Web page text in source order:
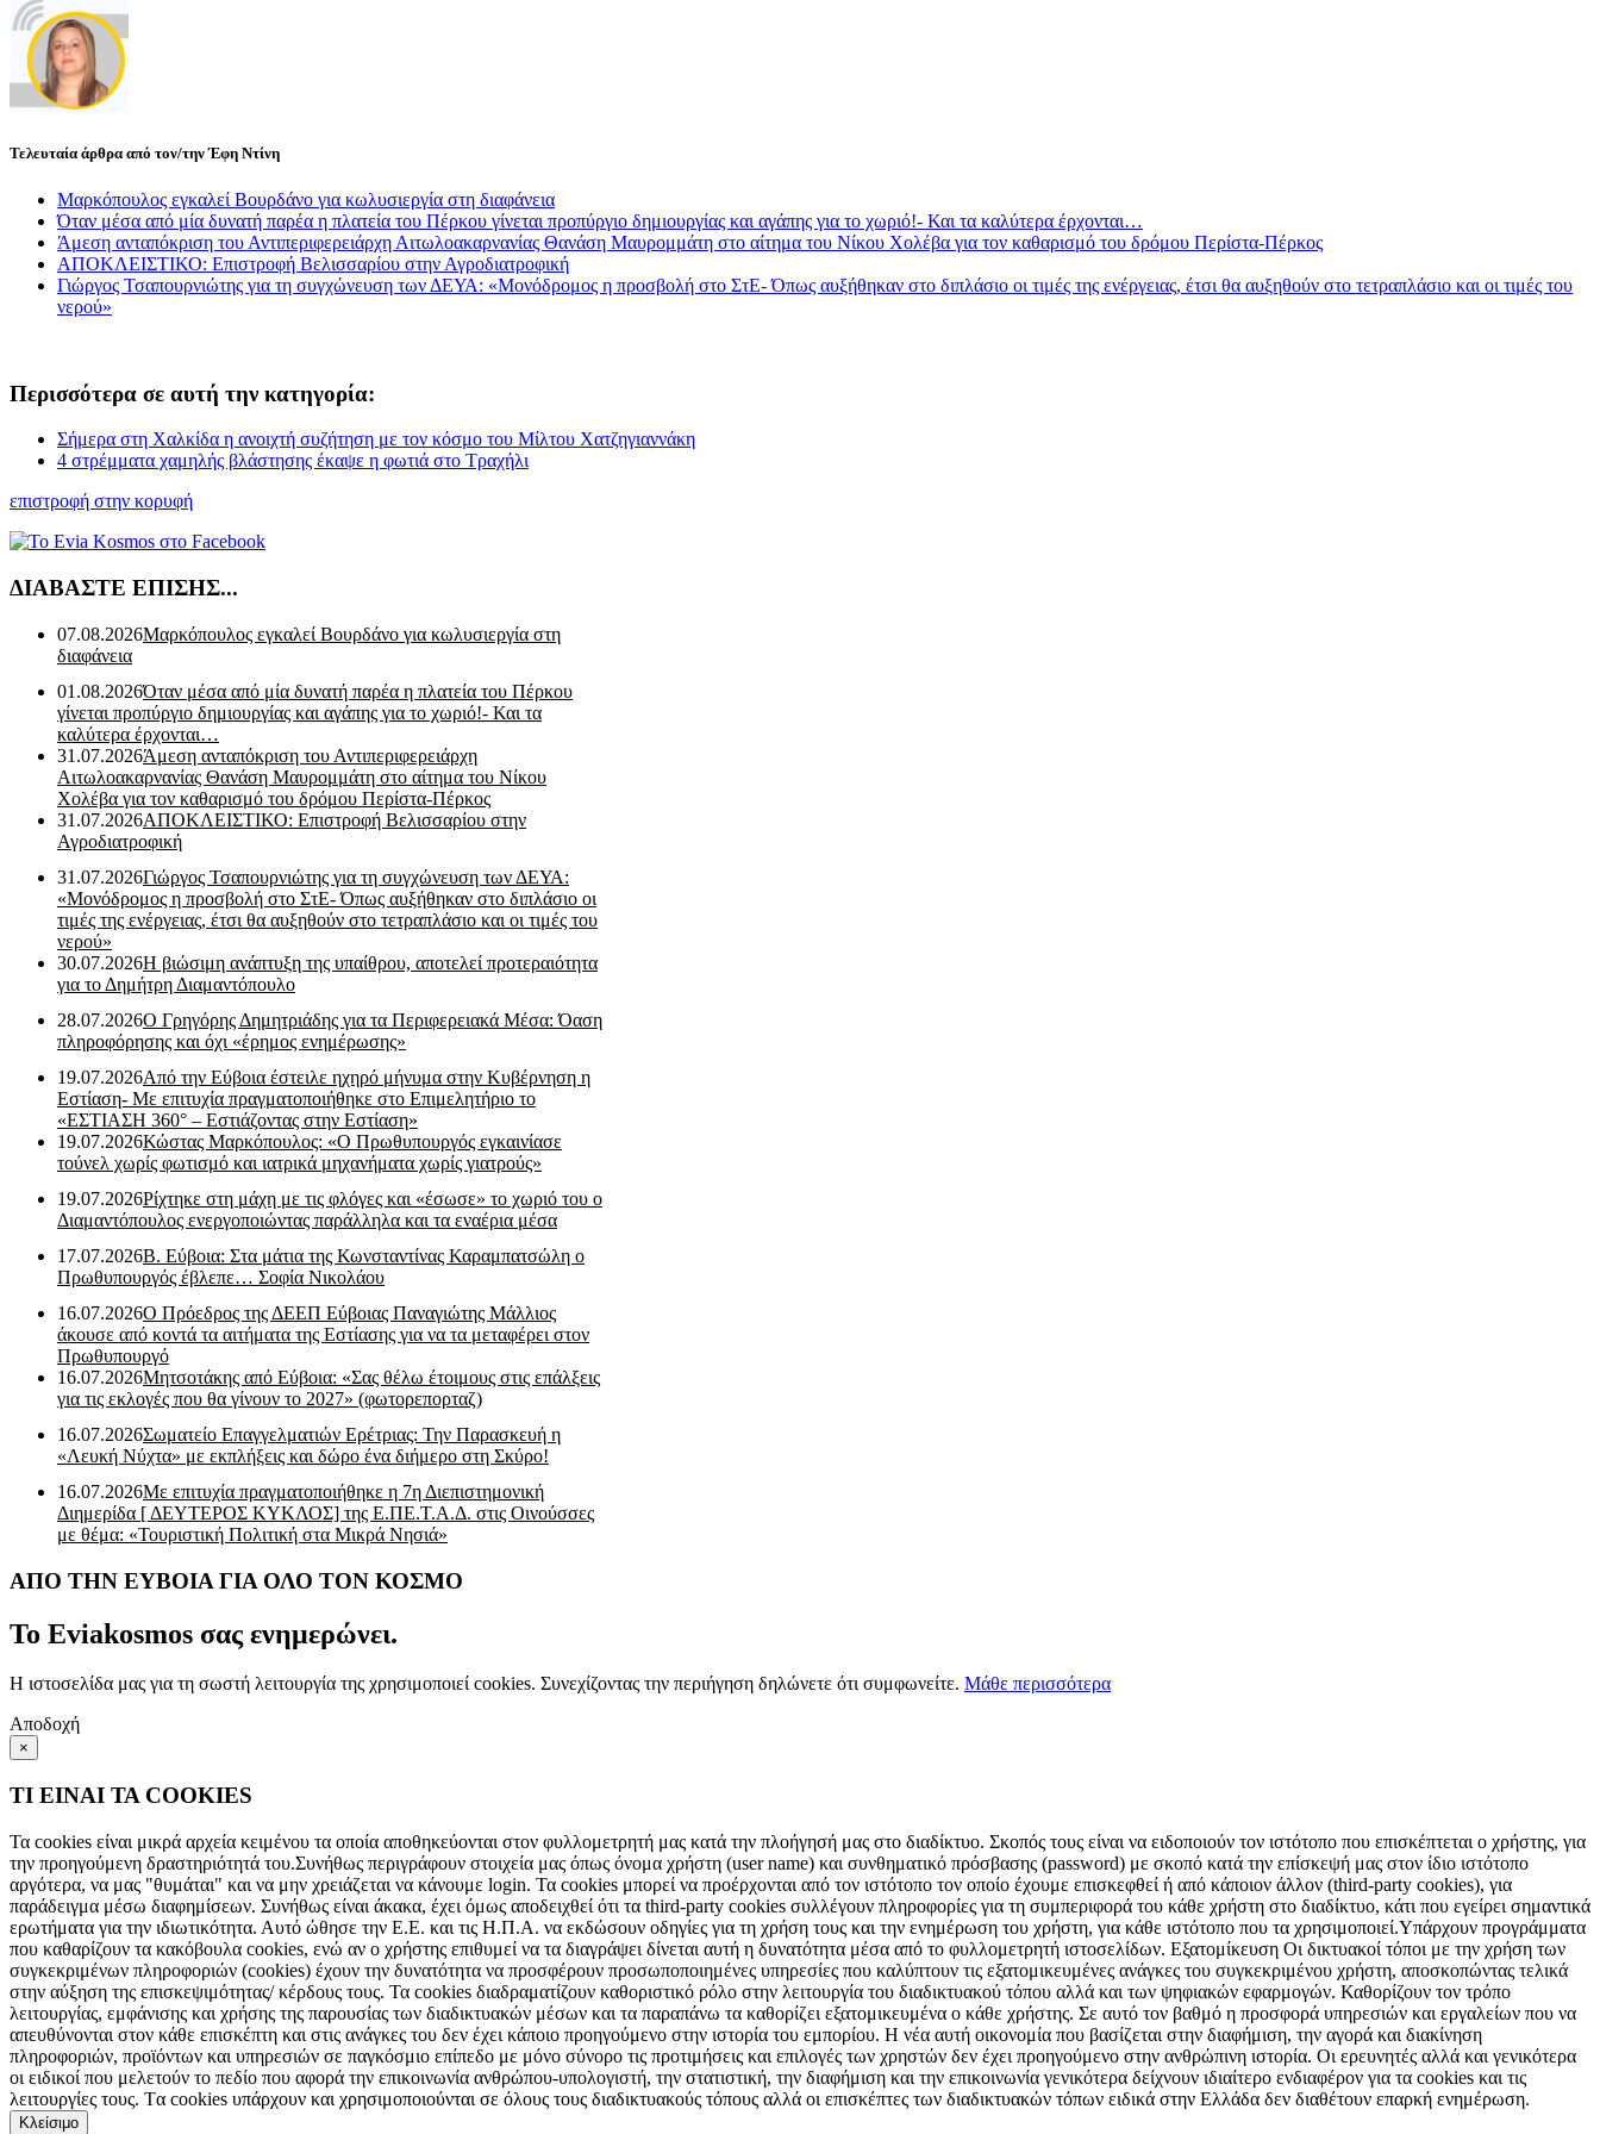
Τελευταία άρθρα από τον/την Έφη Ντίνη
Μαρκόπουλος εγκαλεί Βουρδάνο για κωλυσιεργία στη διαφάνεια
Όταν μέσα από μία δυνατή παρέα η πλατεία του Πέρκου γίνεται προπύργιο δημιουργίας και αγάπης για το χωριό!- Και τα καλύτερα έρχονται…
Άμεση ανταπόκριση του Αντιπεριφερειάρχη Αιτωλοακαρνανίας Θανάση Μαυρομμάτη στο αίτημα του Νίκου Χολέβα για τον καθαρισμό του δρόμου Περίστα-Πέρκος
ΑΠΟΚΛΕΙΣΤΙΚΟ: Επιστροφή Βελισσαρίου στην Αγροδιατροφική
Γιώργος Τσαπουρνιώτης για τη συγχώνευση των ΔΕΥΑ: «Μονόδρομος η προσβολή στο ΣτΕ- Όπως αυξήθηκαν στο διπλάσιο οι τιμές της ενέργειας, έτσι θα αυξηθούν στο τετραπλάσιο και οι τιμές του
νερού»
Περισσότερα σε αυτή την κατηγορία:
Σήμερα στη Χαλκίδα η ανοιχτή συζήτηση με τον κόσμο του Μίλτου Χατζηγιαννάκη
4 στρέμματα χαμηλής βλάστησης έκαψε η φωτιά στο Τραχήλι
επιστροφή στην κορυφή
ΔΙΑΒΑΣΤΕ ΕΠΙΣΗΣ...
07.08.2026Μαρκόπουλος εγκαλεί Βουρδάνο για κωλυσιεργία στη
διαφάνεια
01.08.2026Όταν μέσα από μία δυνατή παρέα η πλατεία του Πέρκου
γίνεται προπύργιο δημιουργίας και αγάπης για το χωριό!- Και τα
καλύτερα έρχονται…
31.07.2026Άμεση ανταπόκριση του Αντιπεριφερειάρχη
Αιτωλοακαρνανίας Θανάση Μαυρομμάτη στο αίτημα του Νίκου
Χολέβα για τον καθαρισμό του δρόμου Περίστα-Πέρκος
31.07.2026ΑΠΟΚΛΕΙΣΤΙΚΟ: Επιστροφή Βελισσαρίου στην
Αγροδιατροφική
31.07.2026Γιώργος Τσαπουρνιώτης για τη συγχώνευση των ΔΕΥΑ:
«Μονόδρομος η προσβολή στο ΣτΕ- Όπως αυξήθηκαν στο διπλάσιο οι
τιμές της ενέργειας, έτσι θα αυξηθούν στο τετραπλάσιο και οι τιμές του
νερού»
30.07.2026Η βιώσιμη ανάπτυξη της υπαίθρου, αποτελεί προτεραιότητα
για το Δημήτρη Διαμαντόπουλο
28.07.2026Ο Γρηγόρης Δημητριάδης για τα Περιφερειακά Μέσα: Όαση
πληροφόρησης και όχι «έρημος ενημέρωσης»
19.07.2026Από την Εύβοια έστειλε ηχηρό μήνυμα στην Κυβέρνηση η
Εστίαση- Με επιτυχία πραγματοποιήθηκε στο Επιμελητήριο το
«ΕΣΤΙΑΣΗ 360° – Εστιάζοντας στην Εστίαση»
19.07.2026Κώστας Μαρκόπουλος: «Ο Πρωθυπουργός εγκαινίασε
τούνελ χωρίς φωτισμό και ιατρικά μηχανήματα χωρίς γιατρούς»
19.07.2026Ρίχτηκε στη μάχη με τις φλόγες και «έσωσε» το χωριό του ο
Διαμαντόπουλος ενεργοποιώντας παράλληλα και τα εναέρια μέσα
17.07.2026Β. Εύβοια: Στα μάτια της Κωνσταντίνας Καραμπατσώλη ο
Πρωθυπουργός έβλεπε… Σοφία Νικολάου
16.07.2026Ο Πρόεδρος της ΔΕΕΠ Εύβοιας Παναγιώτης Μάλλιος
άκουσε από κοντά τα αιτήματα της Εστίασης για να τα μεταφέρει στον
Πρωθυπουργό
16.07.2026Μητσοτάκης από Εύβοια: «Σας θέλω έτοιμους στις επάλξεις
για τις εκλογές που θα γίνουν το 2027» (φωτορεπορταζ)
16.07.2026Σωματείο Επαγγελματιών Ερέτριας: Την Παρασκευή η
«Λευκή Νύχτα» με εκπλήξεις και δώρο ένα διήμερο στη Σκύρο!
16.07.2026Με επιτυχία πραγματοποιήθηκε η 7η Διεπιστημονική
Διημερίδα [ ΔEYΤΕΡΟΣ ΚΥΚΛΟΣ] της Ε.ΠΕ.Τ.Α.Δ. στις Οινούσσες
με θέμα: «Τουριστική Πολιτική στα Μικρά Νησιά»
ΑΠΟ ΤΗΝ ΕΥΒΟΙΑ ΓΙΑ ΟΛΟ ΤΟΝ ΚΟΣΜΟ
Το Eviakosmos σας ενημερώνει.
Η ιστοσελίδα μας για τη σωστή λειτουργία της χρησιμοποιεί cookies. Συνεχίζοντας την περιήγηση δηλώνετε ότι συμφωνείτε. Μάθε περισσότερα
Αποδοχή
×
ΤΙ ΕΙΝΑΙ ΤΑ COOKIES
Τα cookies είναι μικρά αρχεία κειμένου τα οποία αποθηκεύονται στον φυλλομετρητή μας κατά την πλοήγησή μας στο διαδίκτυο. Σκοπός τους είναι να ειδοποιούν τον ιστότοπο που επισκέπτεται ο χρήστης, για
την προηγούμενη δραστηριότητά του.Συνήθως περιγράφουν στοιχεία μας όπως όνομα χρήστη (user name) και συνθηματικό πρόσβασης (password) με σκοπό κατά την επίσκεψή μας στον ίδιο ιστότοπο
αργότερα, να μας "θυμάται" και να μην χρειάζεται να κάνουμε login. Τα cookies μπορεί να προέρχονται από τον ιστότοπο τον οποίο έχουμε επισκεφθεί ή από κάποιον άλλον (third-party cookies), για
παράδειγμα μέσω διαφημίσεων. Συνήθως είναι άκακα, έχει όμως αποδειχθεί ότι τα third-party cookies συλλέγουν πληροφορίες για τη συμπεριφορά του κάθε χρήστη στο διαδίκτυο, κάτι που εγείρει σημαντικά
ερωτήματα για την ιδιωτικότητα. Αυτό ώθησε την Ε.Ε. και τις Η.Π.Α. να εκδώσουν οδηγίες για τη χρήση τους και την ενημέρωση του χρήστη, για κάθε ιστότοπο που τα χρησιμοποιεί.Υπάρχουν προγράμματα
που καθαρίζουν τα κακόβουλα cookies, ενώ αν ο χρήστης επιθυμεί να τα διαγράψει δίνεται αυτή η δυνατότητα μέσα από το φυλλομετρητή ιστοσελίδων. Εξατομίκευση Οι δικτυακοί τόποι με την χρήση των
συγκεκριμένων πληροφοριών (cookies) έχουν την δυνατότητα να προσφέρουν προσωποποιημένες υπηρεσίες που καλύπτουν τις εξατομικευμένες ανάγκες του συγκεκριμένου χρήστη, αποσκοπώντας τελικά
στην αύξηση της επισκεψιμότητας/ κέρδους τους. Τα cookies διαδραματίζουν καθοριστικό ρόλο στην λειτουργία του διαδικτυακού τόπου αλλά και των ψηφιακών εφαρμογών. Καθορίζουν τον τρόπο
λειτουργίας, εμφάνισης και χρήσης της παρουσίας των διαδικτυακών μέσων και τα παραπάνω τα καθορίζει εξατομικευμένα ο κάθε χρήστης. Σε αυτό τον βαθμό η προσφορά υπηρεσιών και εργαλείων που να
απευθύνονται στον κάθε επισκέπτη και στις ανάγκες του δεν έχει κάποιο προηγούμενο στην ιστορία του εμπορίου. Η νέα αυτή οικονομία που βασίζεται στην διαφήμιση, την αγορά και διακίνηση
πληροφοριών, προϊόντων και υπηρεσιών σε παγκόσμιο επίπεδο με μόνο σύνορο τις προτιμήσεις και επιλογές των χρηστών δεν έχει προηγούμενο στην ανθρώπινη ιστορία. Οι ερευνητές αλλά και γενικότερα
οι ειδικοί που μελετούν το πεδίο που αφορά την επικοινωνία ανθρώπου-υπολογιστή, την στατιστική, την διαφήμιση και την επικοινωνία γενικότερα δείχνουν ιδιαίτερο ενδιαφέρον για τα cookies και τις
λειτουργίες τους. Tα cookies υπάρχουν και χρησιμοποιούνται σε όλους τους διαδικτυακούς τόπους αλλά οι επισκέπτες των διαδικτυακών τόπων ειδικά στην Ελλάδα δεν διαθέτουν επαρκή ενημέρωση.
Κλείσιμο